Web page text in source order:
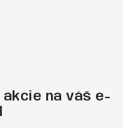
na váš e-